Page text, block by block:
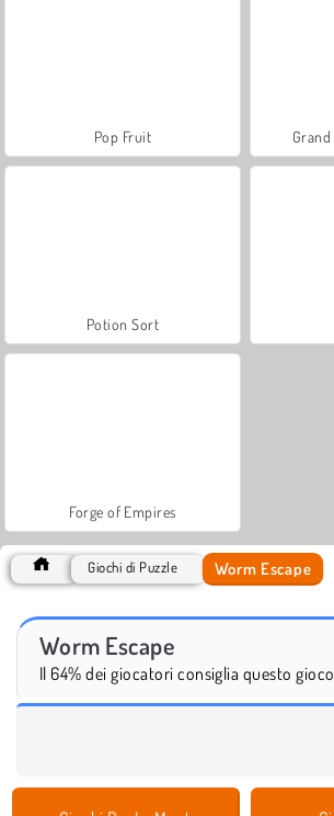
Pop Fruit
Potion Sort
Forge of Empires
Giochi di Puzzle Worm Escape
Worm Escape
Il 64% dei giocatori consiglia questo gioco